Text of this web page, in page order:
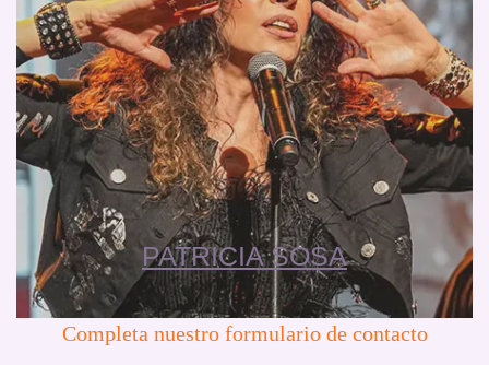
PATRICIA SOSA
Completa nuestro formulario de contacto